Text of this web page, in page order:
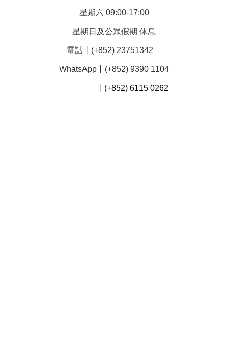
星期六 09:00-17:00
星期日及公眾假期 休息
電話丨(+852) 23751342
WhatsApp丨(+852) 9390 1104
丨(+852) 6115 0262